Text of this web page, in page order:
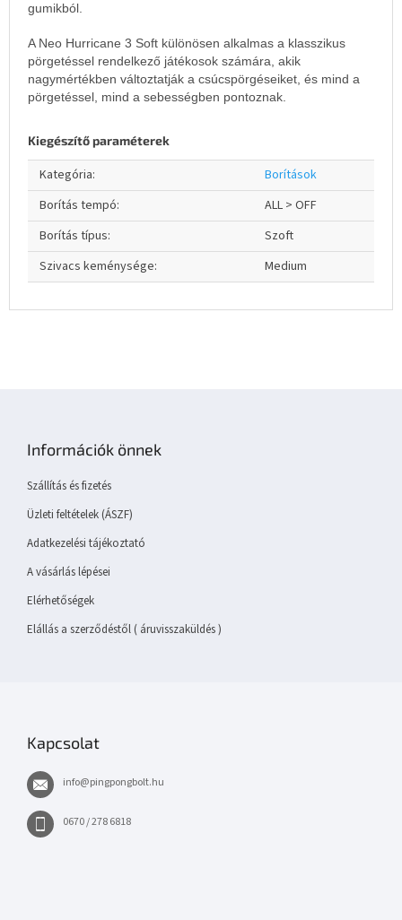
gumikból.
A Neo Hurricane 3 Soft különösen alkalmas a klasszikus
pörgetéssel rendelkező játékosok számára, akik
nagymértékben változtatják a csúcspörgéseiket, és mind a
pörgetéssel, mind a sebességben pontoznak.
Kiegészítő paraméterek
Kategória:
Borítások
Borítás tempó:
ALL > OFF
Borítás típus:
Szoft
Szivacs keménysége: Medium
Információk önnek
Szállítás és fizetés
Üzleti feltételek (ÁSZF)
Adatkezelési tájékoztató
A vásárlás lépései
Elérhetőségek
Elállás a szerződéstől ( áruvisszaküldés )
Kapcsolat
info@pingpongbolt.hu
0670 / 278 6818